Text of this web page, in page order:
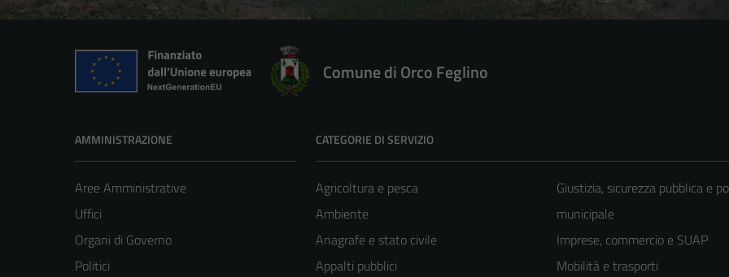
Comune di Orco Feglino
AMMINISTRAZIONE
Aree Amministrative
Uffici
Organi di Governo
Politici
CATEGORIE DI SERVIZIO
Agricoltura e pesca
Ambiente
Anagrafe e stato civile
Appalti pubblici
Giustizia, sicurezza pubblica e
municipale
Imprese, commercio e SUAP
Mobilità e trasporti